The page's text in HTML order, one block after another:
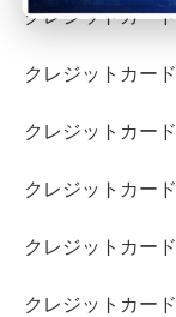
クレジットカー
クレジットカー
クレジットカー
クレジットカー
クレジットカー
クレジットカー